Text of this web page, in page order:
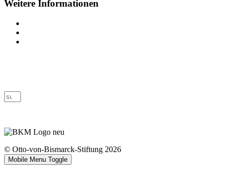
Weitere Informationen
© Otto-von-Bismarck-Stiftung 2026
Mobile Menu Toggle